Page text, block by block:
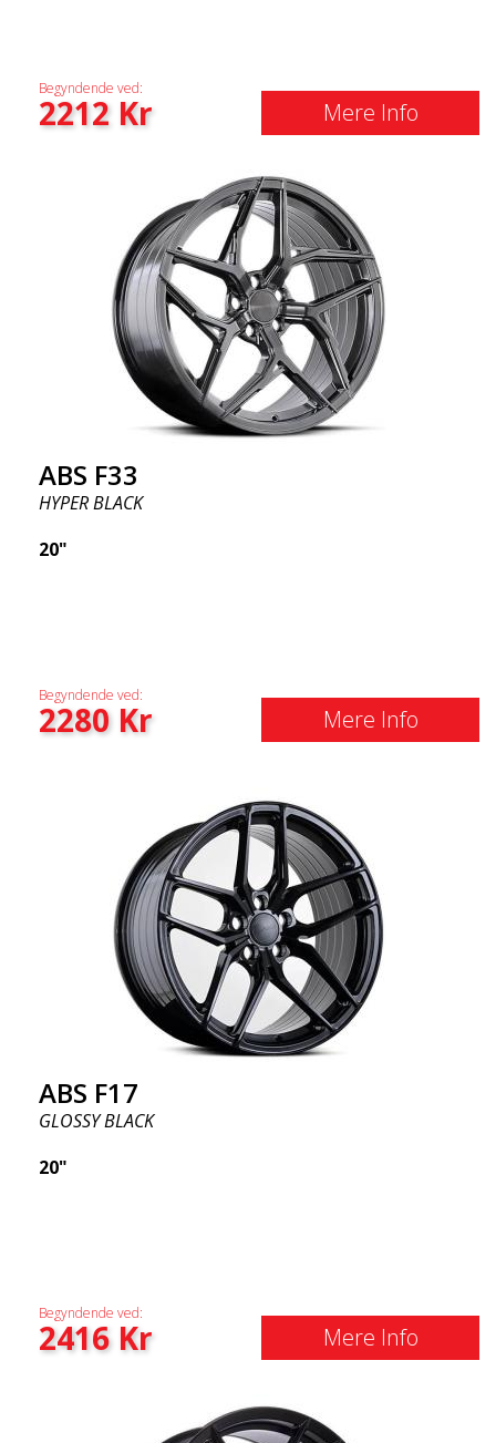
Begyndende ved:
2212Kr Mere Info
ABS F33
HYPER BLACK
20"
Begyndende ved:
2280Kr Mere Info
ABS F17
GLOSSY BLACK
20"
Begyndende ved:
2416Kr Mere Info